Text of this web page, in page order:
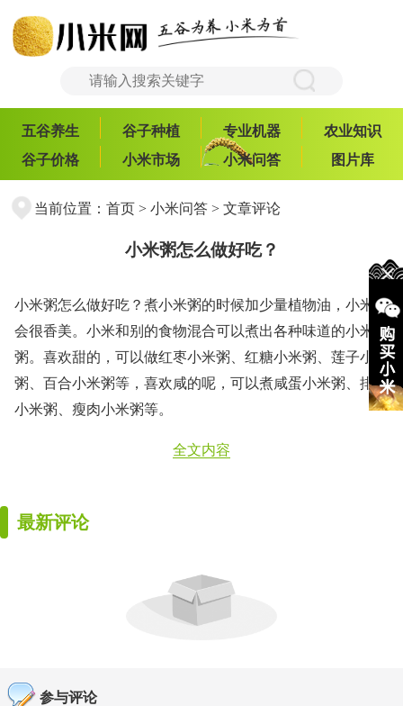
五谷养生 谷子种植 专业机器
农业知识
谷子价格
小米市场 小米问答 图片库
当前位置： 首页> 小米问答> 文章评论
小米粥怎么做好吃？
小米粥怎么做好吃？煮小米粥的时候加少量植物油，小米粥
会很香美。小米和别的食物混合可以煮出各种味道的小米
粥。喜欢甜的，可以做红枣小米粥、红糖小米粥、莲子小米
粥、百合小米粥等，喜欢咸的呢，可以煮咸蛋小米粥、排骨
小米粥、瘦肉小米粥等。
全文内容
最新评论
参与评论